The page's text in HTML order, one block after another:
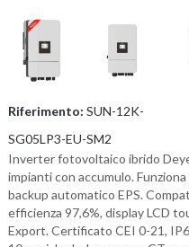
Riferimento: SUN-12K-
SG05LP3-EU-SM2
Inverter fotovoltaico ibrido
impianti con accumulo.
backup automatico EPS.
efficienza 97,6%, display LCD
Export. Certificato CEI 0-21,